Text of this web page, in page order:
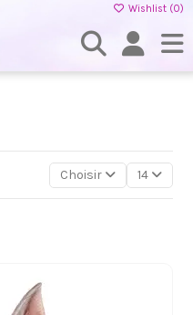
Wishlist (0)
Choisir 14